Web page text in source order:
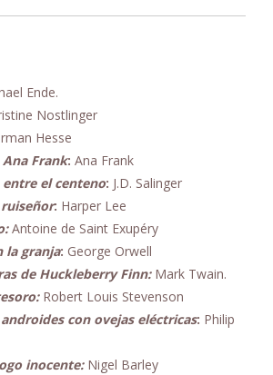
Ende.
Nostlinger
Hesse
Frank: Ana Frank
entre el centeno: J.D. Salinger
: Harper Lee
Antoine de Saint Exupéry
la granja: George Orwell
de Huckleberry Finn: Mark Twain.
Robert Louis Stevenson
con ovejas eléctricas: Philip
inocente:Nigel Barley